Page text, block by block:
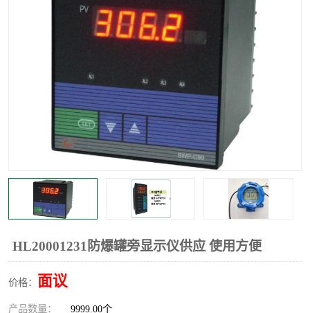
HL20001231防爆罐旁显示仪供应 使用方便
价格： 面议
产品数量： 9999.00个
标准型工业压力变送器 罐旁显示仪
温度传感器变送器
压力变送器 电容物位计
温度显示控制仪表 电量变送器
工业自动化系统成套设备